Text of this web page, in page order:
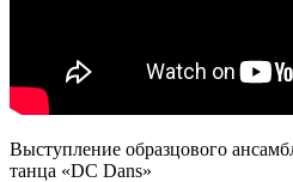
Выступление образцового
танца «DC Dans»